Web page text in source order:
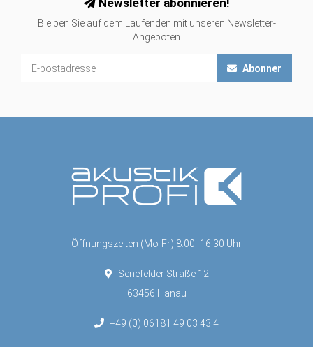
Newsletter abonnieren!
Bleiben Sie auf dem Laufenden mit unseren Newsletter-
Angeboten
Abonner
Öffnungszeiten (Mo-Fr) 8:00 -16:30 Uhr
Senefelder Straße 12
63456 Hanau
+49 (0) 06181 49 03 43 4